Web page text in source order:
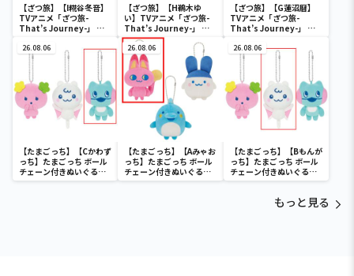
【ざつ旅】【I糀谷冬音】
TVアニメ「ざつ旅-
That’s Journey-」 フ
ーン（EX）
【ざつ旅】【H鵜木ゆ
い】TVアニメ「ざつ旅-
That’s Journey-」 フ
ォト風アクリルキーチェ
ーン（EX）
【ざつ旅】【G蓮沼暦】
TVアニメ「ざつ旅-
That’s Journey-」 フ
ーン（EX）
26.08.06
【たまごっち】【Cかわず
っち】たまごっち ボール
チェーン付きぬいぐるみ
～Tamagotchi
26.08.06
【たまごっち】【Aみゃお
っち】たまごっち ボール
チェーン付きぬいぐるみ
～Tamagotchi
26.08.06
【たまごっち】【Bもんが
っち】たまごっち ボール
チェーン付きぬいぐるみ
～Tamagotchi
もっと見る